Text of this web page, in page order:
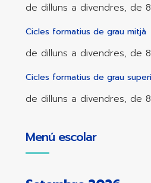
de dilluns a divendres, de
Cicles formatius de grau mitjà
de dilluns a divendres, de
Cicles formatius de grau
de dilluns a divendres, de
Menú escolar